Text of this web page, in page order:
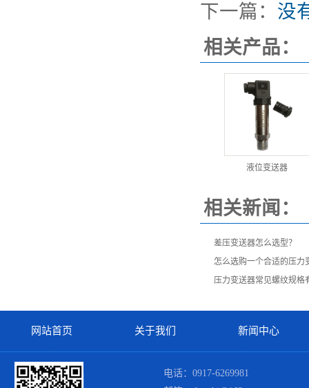
下一篇： 没
相关产品：
液位变送器
相关新闻：
差压变送器怎么选型？
怎么选购一个合适的压力
压力变送器常见螺纹规格
网站首页 关于我们 新闻中心
电话：0917-6269981